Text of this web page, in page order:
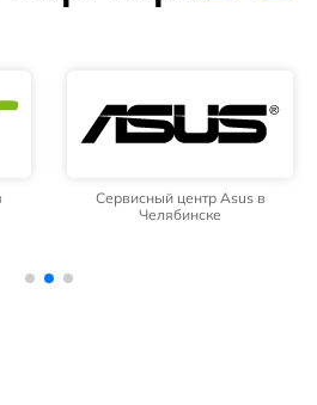
Сервисный центр Asus в
Челябинске